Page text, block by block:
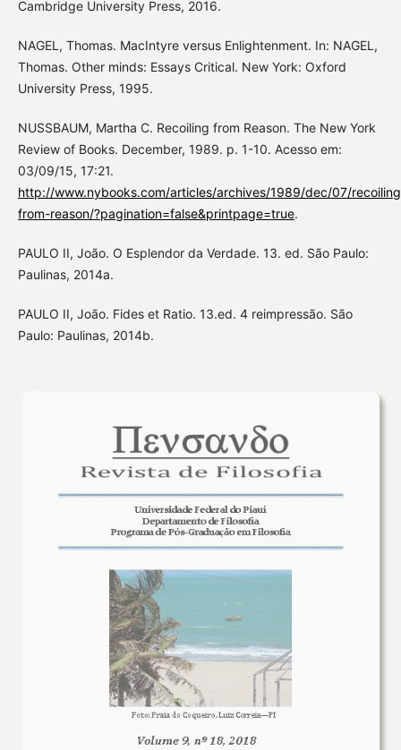
Cambridge University Press, 2016.
NAGEL, Thomas. MacIntyre versus Enlightenment. In: NAGEL,
Thomas. Other minds: Essays Critical. New York: Oxford
University Press, 1995.
NUSSBAUM, Martha C. Recoiling from Reason. The New York
Review of Books. December, 1989. p. 1-10. Acesso em:
03/09/15, 17:21.
http://www.nybooks.com/articles/archives/1989/dec/07/
from-reason/?pagination=false&printpage=true.
PAULO II, João. O Esplendor da Verdade. 13. ed. São Paulo:
Paulinas, 2014a.
PAULO II, João. Fides et Ratio. 13.ed. 4 reimpressão. São
Paulo: Paulinas, 2014b.